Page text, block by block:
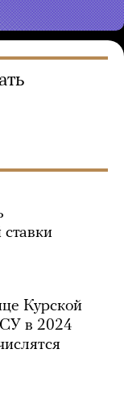
Курской
в 2024